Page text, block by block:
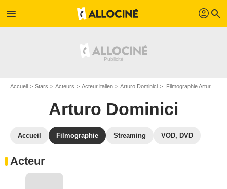
menu profil search
Accueil Stars Acteurs Acteur italien Arturo Dominici Filmographie Arturo Dominici
Arturo Dominici
Accueil Filmographie Streaming VOD, DVD
Acteur